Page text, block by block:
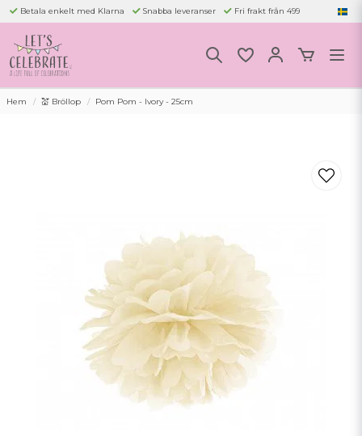
Betala enkelt med Klarna Snabba leveranser Fri frakt från 499
Hem 💒 Bröllop Pom Pom - Ivory - 25cm